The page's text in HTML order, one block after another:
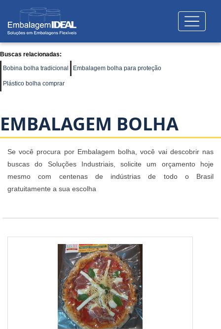
Buscas relacionadas:
Bobina bolha tradicional
Embalagem bolha para proteção
Plástico bolha comprar
EMBALAGEM BOLHA
Se você procura por Embalagem bolha, você vai descobrir nas
buscas do Soluções Industriais, solicite um orçamento hoje
mesmo com centenas de indústrias de todo o Brasil
gratuitamente a sua escolha